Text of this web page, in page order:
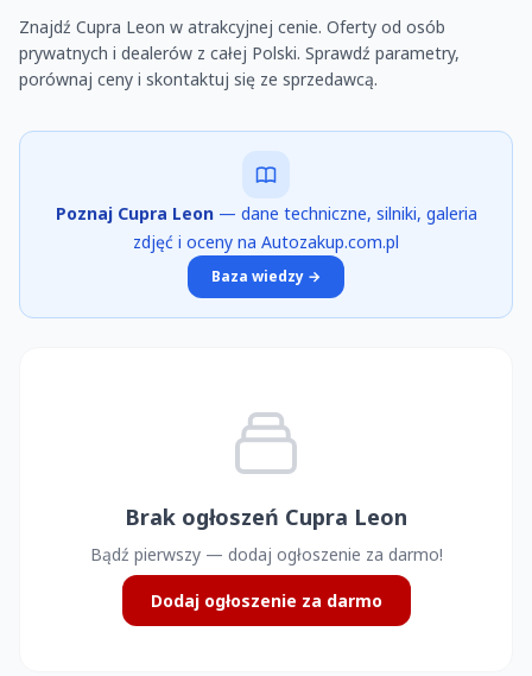
Znajdź Cupra Leon w atrakcyjnej cenie. Oferty od osób
prywatnych i dealerów z całej Polski. Sprawdź parametry,
porównaj ceny i skontaktuj się ze sprzedawcą.
Poznaj Cupra Leon — dane techniczne, silniki, galeria
zdjęć i oceny na Autozakup.com.pl
Baza wiedzy →
Brak ogłoszeń Cupra Leon
Bądź pierwszy — dodaj ogłoszenie za darmo!
Dodaj ogłoszenie za darmo